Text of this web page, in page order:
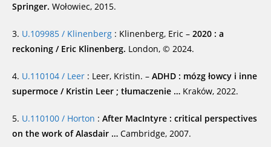
Springer. Wołowiec, 2015.
3. U.109985 / Klinenberg : Klinenberg, Eric – 2020 : a
reckoning / Eric Klinenberg. London, © 2024.
4. U.110104 / Leer : Leer, Kristin. – ADHD : mózg łowcy i inne
supermoce / Kristin Leer ; tłumaczenie … Kraków, 2022.
5. U.110100 / Horton : After MacIntyre : critical perspectives
on the work of Alasdair … Cambridge, 2007.